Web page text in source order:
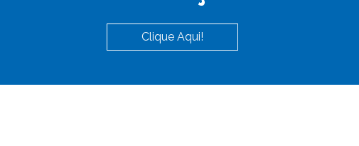
Clique Aqui!